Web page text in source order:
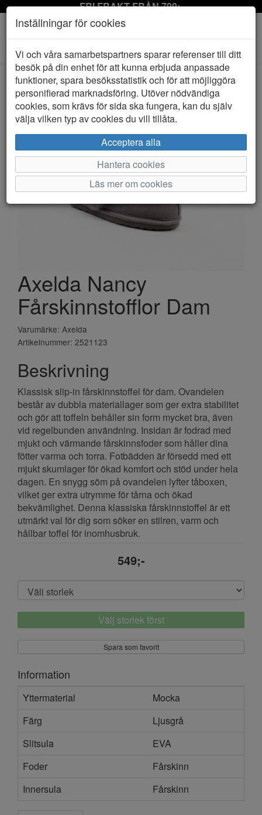
FRI FRAKT FRÅN 799:-
Toggle
navigation
HEM AXELDA
Axelda Nancy
Fårskinnstofflor Dam
Varumärke: Axelda
Artikelnummer: 2521123
Beskrivning
Klassisk slip-in fårskinnstoffel för dam. Ovandelen
består av dubbla materiallager som ger extra stabilitet
och gör att toffeln behåller sin form mycket bra, även
vid regelbunden användning. Insidan är fodrad med
mjukt och värmande fårskinnsfoder som håller dina
fötter varma och torra. Fotbädden är försedd med ett
mjukt skumlager för ökad komfort och stöd under hela
dagen. En snygg söm på ovandelen lyfter tåboxen,
vilket ger extra utrymme för tårna och ökad
bekvämlighet. Denna klassiska fårskinnstoffel är ett
utmärkt val för dig som söker en stilren, varm och
hållbar toffel för inomhusbruk.
549;-
Välj storlek först
Spara som favorit
Information
Yttermaterial
Mocka
Färg
Ljusgrå
Slitsula
EVA
Foder
Fårskinn
Innersula
Fårskinn
Inställningar för cookies
Vi och våra samarbetspartners sparar referenser till ditt
besök på din enhet för att kunna erbjuda anpassade
funktioner, spara besöksstatistik och för att möjliggöra
personifierad marknadsföring. Utöver nödvändiga
cookies, som krävs för sida ska fungera, kan du själv
välja vilken typ av cookies du vill tillåta.
Acceptera alla
Hantera cookies
Läs mer om cookies